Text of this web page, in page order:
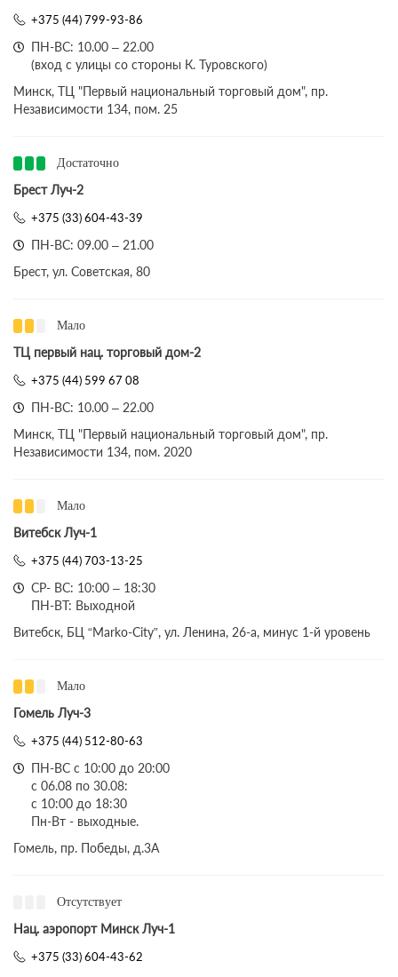
+375 (44) 799-93-86
ПН-ВС: 10.00 – 22.00
(вход с улицы со стороны К. Туровского)
Минск, ТЦ "Первый национальный торговый дом", пр.
Независимости 134, пом. 25
Достаточно
Брест Луч-2
+375 (33) 604-43-39
ПН-ВС: 09.00 – 21.00
Брест, ул. Советская, 80
Мало
ТЦ первый нац. торговый дом-2
+375 (44) 599 67 08
ПН-ВС: 10.00 – 22.00
Минск, ТЦ "Первый национальный торговый дом", пр.
Независимости 134, пом. 2020
Мало
Витебск Луч-1
+375 (44) 703-13-25
СР- ВС: 10:00 – 18:30
ПН-ВТ: Выходной
Витебск, БЦ “Marko-City”, ул. Ленина, 26-а, минус 1-й уровень
Мало
Гомель Луч-3
+375 (44) 512-80-63
ПН-ВС с 10:00 до 20:00
с 06.08 по 30.08:
с 10:00 до 18:30
Пн-Вт - выходные.
Гомель, пр. Победы, д.3A
Отсутствует
Нац. аэропорт Минск Луч-1
+375 (33) 604-43-62